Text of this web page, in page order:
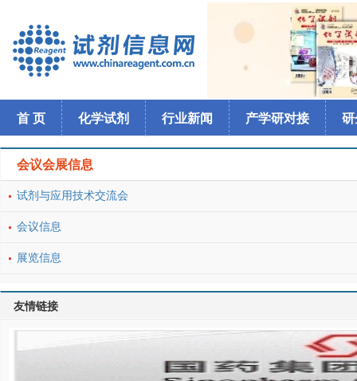
首 页 化学试剂 行业新闻 产学研对接 研
会议会展信息
试剂与应用技术交流会
会议信息
展览信息
友情链接